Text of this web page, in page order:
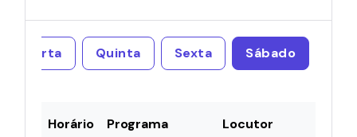
Quarta Quinta Sexta Sábado
Horário Programa Locutor